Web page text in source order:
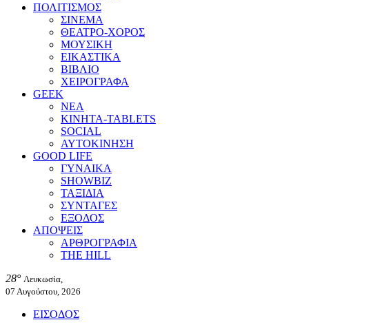
ΠΟΛΙΤΙΣΜΟΣ
ΣΙΝΕΜΑ
ΘΕΑΤΡΟ-ΧΟΡΟΣ
ΜΟΥΣΙΚΗ
ΕΙΚΑΣΤΙΚΑ
ΒΙΒΛΙΟ
ΧΕΙΡΟΓΡΑΦΑ
GEEK
ΝΕΑ
ΚΙΝΗΤΑ-TABLETS
SOCIAL
ΑΥΤΟΚΙΝΗΣΗ
GOOD LIFE
ΓΥΝΑΙΚΑ
SHOWBIZ
ΤΑΞΙΔΙΑ
ΣΥΝΤΑΓΕΣ
ΕΞΟΔΟΣ
ΑΠΟΨΕΙΣ
ΑΡΘΡΟΓΡΑΦΙΑ
THE HILL
28° Λευκωσία,
07 Αυγούστου, 2026
ΕΙΣΟΔΟΣ